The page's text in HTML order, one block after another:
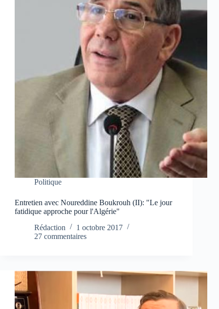
Politique
Entretien avec Noureddine Boukrouh (II): "Le jour
fatidique approche pour l'Algérie"
Rédaction
1 octobre 2017
27 commentaires